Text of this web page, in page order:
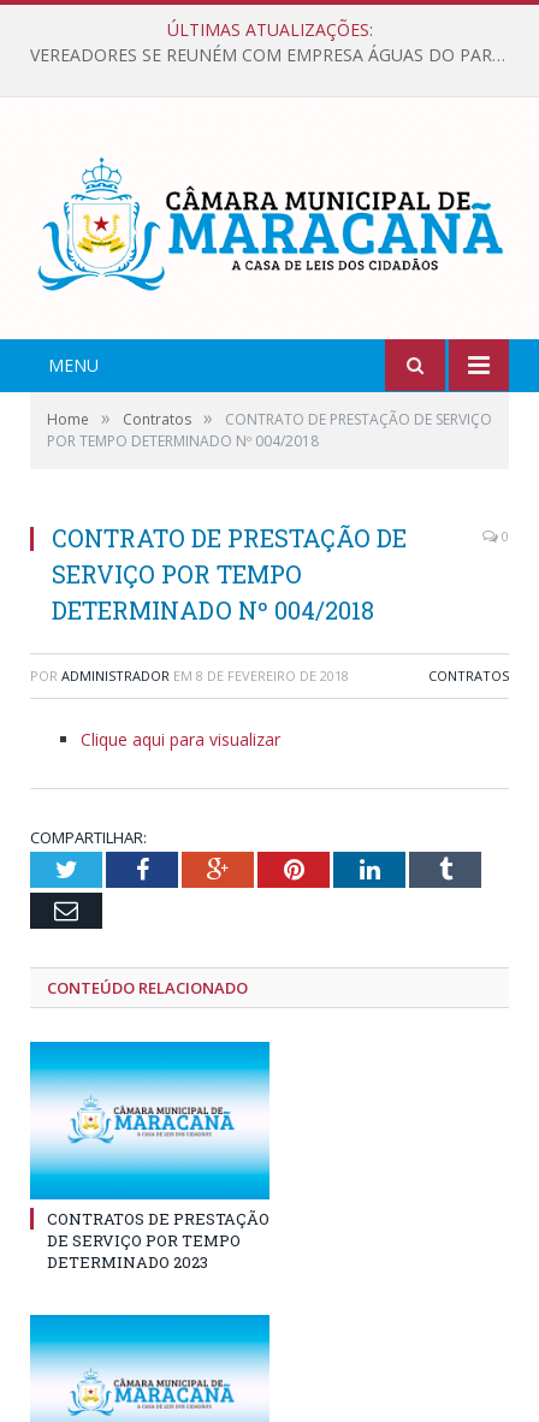
ÚLTIMAS ATUALIZAÇÕES:
VEREADORES SE REUNÉM COM EMPRESA ÁGUAS DO PARÁ, PARA APRESENTAR REIVINDICAÇÕES E MELHORIAS NA QUALIDADE DOS SERVIÇOS OFERECIDOS Á POPULAÇÃO.
MENU
Home » Contratos »
CONTRATO DE PRESTAÇÃO DE SERVIÇO
POR TEMPO DETERMINADO Nº 004/2018
CONTRATO DE PRESTAÇÃO DE
SERVIÇO POR TEMPO
DETERMINADO Nº 004/2018
0
POR ADMINISTRADOR EM 8 DE FEVEREIRO DE 2018 CONTRATOS
Clique aqui para visualizar
COMPARTILHAR:
TwitterFacebookGoogle+PinterestLinkedInTumblr
Email
CONTEÚDO RELACIONADO
CONTRATOS DE PRESTAÇÃO
DE SERVIÇO POR TEMPO
DETERMINADO 2023